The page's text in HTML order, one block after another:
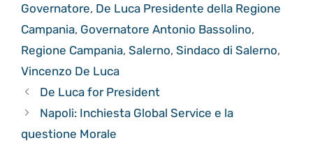
Governatore, De Luca Presidente della Regione
Campania, Governatore Antonio Bassolino,
Regione Campania, Salerno, Sindaco di Salerno,
Vincenzo De Luca
De Luca for President
Napoli: Inchiesta Global Service e la
questione Morale